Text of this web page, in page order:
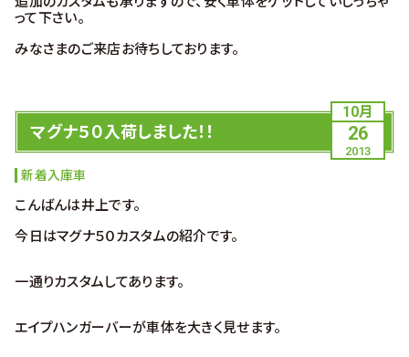
って下さい。
みなさまのご来店お待ちしております。
10月
26
2013
マグナ５０入荷しました！！
新着入庫車
こんばんは井上です。
今日はマグナ５０カスタムの紹介です。
一通りカスタムしてあります。
エイプハンガーバーが車体を大きく見せます。